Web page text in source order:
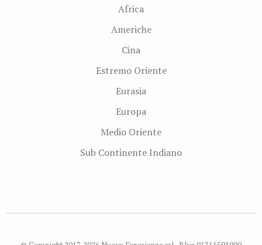
Africa
Americhe
Cina
Estremo Oriente
Eurasia
Europa
Medio Oriente
Sub Continente Indiano